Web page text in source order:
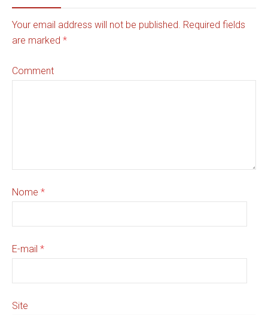
Your email address will not be published. Required fields
are marked *
Comment
Nome *
E-mail *
Site